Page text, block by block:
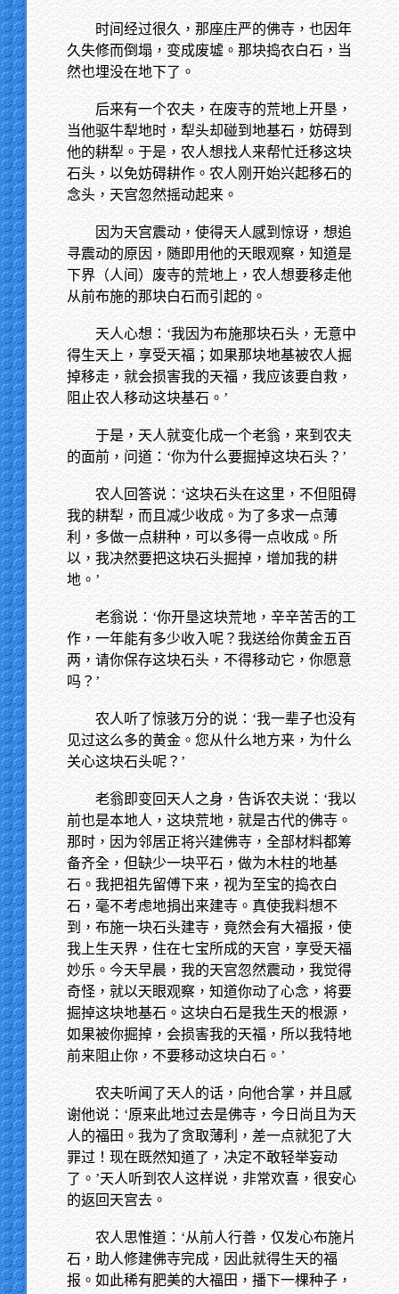
时间经过很久，那座庄严的佛寺，也因年
久失修而倒塌，变成废墟。那块捣衣白石，当
然也埋没在地下了。
后来有一个农夫，在废寺的荒地上开垦，
当他驱牛犁地时，犁头却碰到地基石，妨碍到
他的耕犁。于是，农人想找人来帮忙迁移这块
石头，以免妨碍耕作。农人刚开始兴起移石的
念头，天宫忽然摇动起来。
因为天宫震动，使得天人感到惊讶，想追
寻震动的原因，随即用他的天眼观察，知道是
下界（人间）废寺的荒地上，农人想要移走他
从前布施的那块白石而引起的。
天人心想：‘我因为布施那块石头，无意中
得生天上，享受天福；如果那块地基被农人掘
掉移走，就会损害我的天福，我应该要自救，
阻止农人移动这块基石。’
于是，天人就变化成一个老翁，来到农夫
的面前，问道：‘你为什么要掘掉这块石头？’
农人回答说：‘这块石头在这里，不但阻碍
我的耕犁，而且减少收成。为了多求一点薄
利，多做一点耕种，可以多得一点收成。所
以，我决然要把这块石头掘掉，增加我的耕
地。’
老翁说：‘你开垦这块荒地，辛辛苦舌的工
作，一年能有多少收入呢？我送给你黄金五百
两，请你保存这块石头，不得移动它，你愿意
吗？’
农人听了惊骇万分的说：‘我一辈子也没有
见过这么多的黄金。您从什么地方来，为什么
关心这块石头呢？’
老翁即变回天人之身，告诉农夫说：‘我以
前也是本地人，这块荒地，就是古代的佛寺。
那时，因为邻居正将兴建佛寺，全部材料都筹
备齐全，但缺少一块平石，做为木柱的地基
石。我把祖先留傅下来，视为至宝的捣衣白
石，毫不考虑地捐出来建寺。真使我料想不
到，布施一块石头建寺，竟然会有大福报，使
我上生天界，住在七宝所成的天宫，享受天福
妙乐。今天早晨，我的天宫忽然震动，我觉得
奇怪，就以天眼观察，知道你动了心念，将要
掘掉这块地基石。这块白石是我生天的根源，
如果被你掘掉，会损害我的天福，所以我特地
前来阻止你，不要移动这块白石。’
农夫听闻了天人的话，向他合掌，并且感
谢他说：‘原来此地过去是佛寺，今日尚且为天
人的福田。我为了贪取薄利，差一点就犯了大
罪过！现在既然知道了，决定不敢轻举妄动
了。’天人听到农人这样说，非常欢喜，很安心
的返回天宫去。
农人思惟道：‘从前人行善，仅发心布施片
石，助人修建佛寺完成，因此就得生天的福
报。如此稀有肥美的大福田，播下一棵种子，